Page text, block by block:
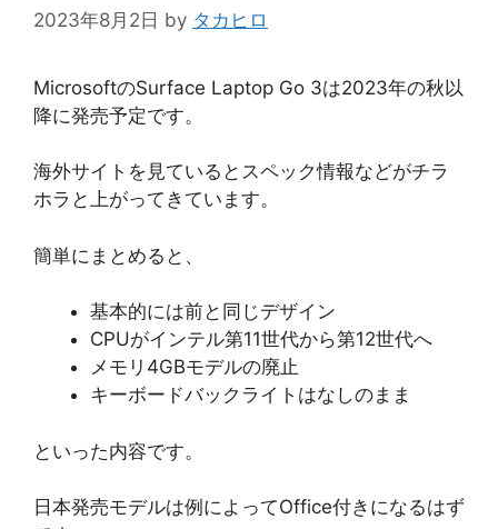
2023年8月2日 by タカヒロ
MicrosoftのSurface Laptop Go 3は2023年の秋以
降に発売予定です。
海外サイトを見ているとスペック情報などがチラ
ホラと上がってきています。
簡単にまとめると、
基本的には前と同じデザイン
CPUがインテル第11世代から第12世代へ
メモリ4GBモデルの廃止
キーボードバックライトはなしのまま
といった内容です。
日本発売モデルは例によってOffice付きになるはず